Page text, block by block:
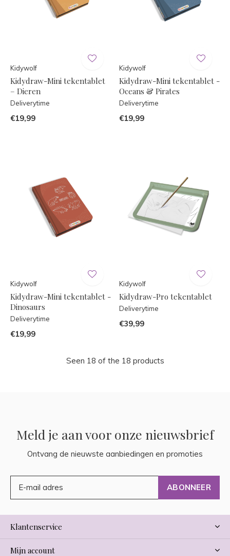
Kidywolf
Kidydraw-Mini tekentablet
– Dieren
Deliverytime
€19,99
Kidywolf
Kidydraw-Mini tekentablet -
Oceans & Pirates
Deliverytime
€19,99
Kidywolf
Kidydraw-Mini tekentablet -
Dinosaurs
Deliverytime
€19,99
Kidywolf
Kidydraw-Pro tekentablet
Deliverytime
€39,99
Seen 18 of the 18 products
Meld je aan voor onze nieuwsbrief
Ontvang de nieuwste aanbiedingen en promoties
ABONNEER
Klantenservice
Mijn account